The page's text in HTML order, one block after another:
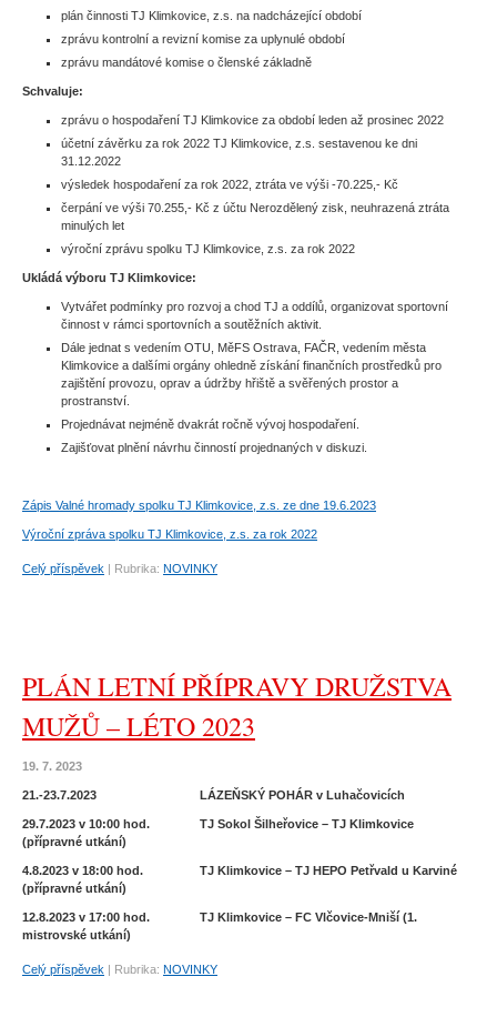
plán činnosti TJ Klimkovice, z.s. na nadcházející období
zprávu kontrolní a revizní komise za uplynulé období
zprávu mandátové komise o členské základně
Schvaluje:
zprávu o hospodaření TJ Klimkovice za období leden až prosinec 2022
účetní závěrku za rok 2022 TJ Klimkovice, z.s. sestavenou ke dni
31.12.2022
výsledek hospodaření za rok 2022, ztráta ve výši -70.225,- Kč
čerpání ve výši 70.255,- Kč z účtu Nerozdělený zisk, neuhrazená ztráta
minulých let
výroční zprávu spolku TJ Klimkovice, z.s. za rok 2022
Ukládá výboru TJ Klimkovice:
Vytvářet podmínky pro rozvoj a chod TJ a oddílů, organizovat sportovní
činnost v rámci sportovních a soutěžních aktivit.
Dále jednat s vedením OTU, MěFS Ostrava, FAČR, vedením města
Klimkovice a dalšími orgány ohledně získání finančních prostředků pro
zajištění provozu, oprav a údržby hřiště a svěřených prostor a
prostranství.
Projednávat nejméně dvakrát ročně vývoj hospodaření.
Zajišťovat plnění návrhu činností projednaných v diskuzi.
Zápis Valné hromady spolku TJ Klimkovice, z.s. ze dne 19.6.2023
Výroční zpráva spolku TJ Klimkovice, z.s. za rok 2022
Celý příspěvek Rubrika: NOVINKY
PLÁN LETNÍ PŘÍPRAVY DRUŽSTVA
MUŽŮ – LÉTO 2023
19. 7. 2023
21.-23.7.2023 LÁZEŇSKÝ POHÁR v Luhačovicích
29.7.2023 v 10:00 hod. TJ Sokol Šilheřovice – TJ Klimkovice
(přípravné utkání)
4.8.2023 v 18:00 hod. TJ Klimkovice – TJ HEPO Petřvald u Karviné
(přípravné utkání)
12.8.2023 v 17:00 hod. TJ Klimkovice – FC Vlčovice-Mniší (1.
mistrovské utkání)
Celý příspěvek Rubrika: NOVINKY